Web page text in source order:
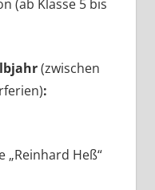
(ab Klasse 5 bis
(zwischen
:
„Reinhard Heß“